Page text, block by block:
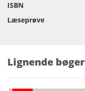
ISBN
Læseprøve
Lignende bøger